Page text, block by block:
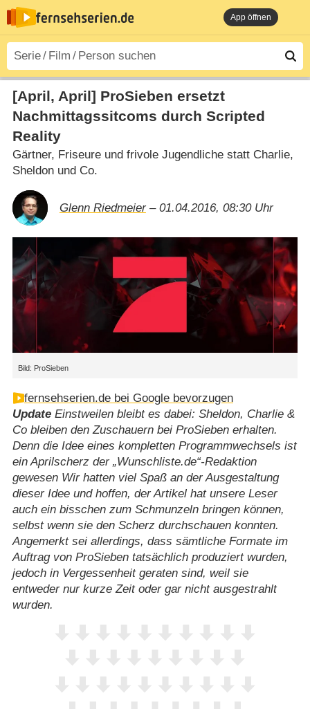
App öffnen
[April, April] ProSieben ersetzt
Nachmittagssitcoms durch Scripted
Reality
Gärtner, Friseure und frivole Jugendliche statt Charlie,
Sheldon und Co.
Glenn Riedmeier– 01.04.2016, 08:30 Uhr
Bild: ProSieben
fernsehserien.de bei Google bevorzugen
UpdateEinstweilen bleibt es dabei: Sheldon, Charlie &
Co bleiben den Zuschauern bei ProSieben erhalten.
Denn die Idee eines kompletten Programmwechsels ist
ein Aprilscherz der „Wunschliste.de“-Redaktion
gewesen Wir hatten viel Spaß an der Ausgestaltung
dieser Idee und hoffen, der Artikel hat unsere Leser
auch ein bisschen zum Schmunzeln bringen können,
selbst wenn sie den Scherz durchschauen konnten.
Angemerkt sei allerdings, dass sämtliche Formate im
Auftrag von ProSieben tatsächlich produziert wurden,
jedoch in Vergessenheit geraten sind, weil sie
entweder nur kurze Zeit oder gar nicht ausgestrahlt
wurden.